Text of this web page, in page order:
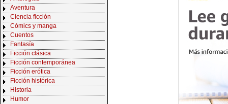
Aventura
Ciencia ficción
Cómics y manga
Cuentos
Fantasía
Ficción clásica
Ficción contemporánea
Ficción erótica
Ficción histórica
Historia
Humor